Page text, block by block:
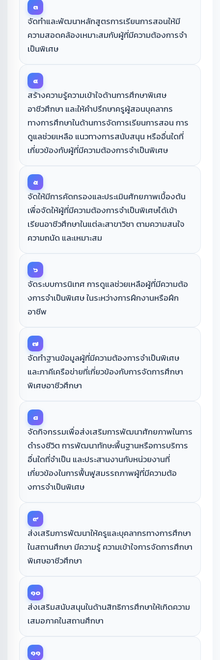
๓
จัดทำและพัฒนาหลักสูตรการเรียนการสอนให้มี
ความสอดคล้องเหมาะสมกับผู้ที่มีความต้องการจํา
เป็นพิเศษ
๔
สร้างความรู้ความเข้าใจด้านการศึกษาพิเศษ
อาชีวศึกษา และให้คำปรึกษาครูผู้สอนบุคลากร
ทางการศึกษาในด้านการจัดการเรียนการสอน การ
ดูแลช่วยเหลือ แนวทางการสนับสนุน หรืออื่นใดที่
เกี่ยวข้องกับผู้ที่มีความต้องการจําเป็นพิเศษ
๕
จัดให้มีการคัดกรองและประเมินศักยภาพเบื้องต้น
เพื่อจัดให้ผู้ที่มีความต้องการจําเป็นพิเศษได้เข้า
เรียนอาชีวศึกษาในแต่ละสาขาวิชา ตามความสนใจ
ความถนัด และเหมาะสม
๖
จัดระบบการนิเทศ การดูแลช่วยเหลือผู้ที่มีความต้อ
งการจําเป็นพิเศษ ในระหว่างการฝึกงานหรือฝึก
อาชีพ
๗
จัดทำฐานข้อมูลผู้ที่มีความต้องการจําเป็นพิเศษ
และภาคีเครือข่ายที่เกี่ยวข้องกับการจัดการศึกษา
พิเศษอาชีวศึกษา
๘
จัดกิจกรรมเพื่อส่งเสริมการพัฒนาศักยภาพในการ
ดำรงชีวิต การพัฒนาทักษะพื้นฐานหรือการบริการ
อื่นใดที่จําเป็น และประสานงานกับหน่วยงานที่
เกี่ยวข้องในการฟื้นฟูสมรรถภาพผู้ที่มีความต้อ
งการจําเป็นพิเศษ
๙
ส่งเสริมการพัฒนาให้ครูและบุคลากรทางการศึกษา
ในสถานศึกษา มีความรู้ ความเข้าใจการจัดการศึกษา
พิเศษอาชีวศึกษา
๑๐
ส่งเสริมสนับสนุนในด้านสิทธิการศึกษาให้เกิดความ
เสมอภาคในสถานศึกษา
๑๑